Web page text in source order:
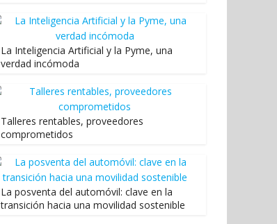
La Inteligencia Artificial y la Pyme, una
verdad incómoda
Talleres rentables, proveedores
comprometidos
La posventa del automóvil: clave en la
transición hacia una movilidad sostenible